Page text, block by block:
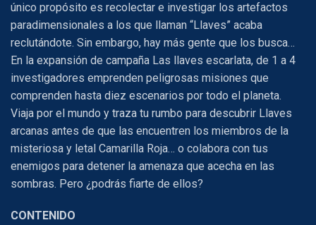
único propósito es recolectar e investigar los artefactos
paradimensionales a los que llaman “Llaves” acaba
reclutándote. Sin embargo, hay más gente que los busca…
En la expansión de campaña Las llaves escarlata, de 1 a 4
investigadores emprenden peligrosas misiones que
comprenden hasta diez escenarios por todo el planeta.
Viaja por el mundo y traza tu rumbo para descubrir Llaves
arcanas antes de que las encuentren los miembros de la
misteriosa y letal Camarilla Roja… o colabora con tus
enemigos para detener la amenaza que acecha en las
sombras. Pero ¿podrás fiarte de ellos?
CONTENIDO